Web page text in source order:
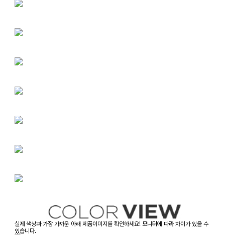
실제 색상과 가장 가까운 아래 제품이미지를 확인하세요! 모니터에 따라 차이가 있을 수
있습니다.